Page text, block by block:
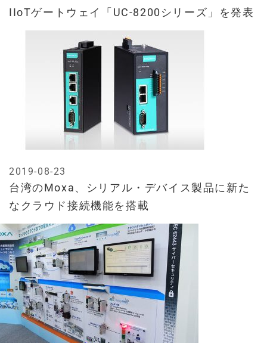
IIoTゲートウェイ「UC-8200シリーズ」を発表
台湾のMoxa、シリアル・デバイス製品に新た
なクラウド接続機能を搭載
2019-08-23